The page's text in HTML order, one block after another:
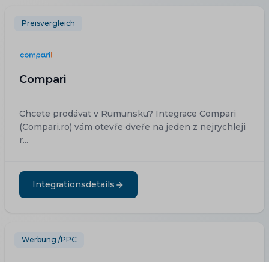
Preisvergleich
Compari
Chcete prodávat v Rumunsku? Integrace Compari
(Compari.ro) vám otevře dveře na jeden z nejrychleji
r...
Integrationsdetails
Werbung /PPC